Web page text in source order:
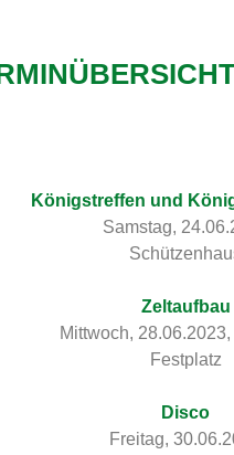
Königstreffen und
Samstag,
Zeltaufbau
Mittwoch,
Festplatz
Disco
Freitag,